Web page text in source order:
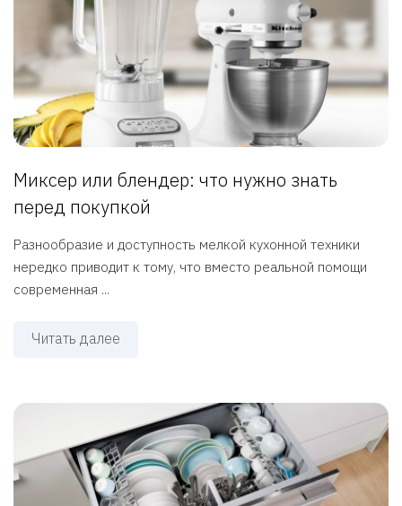
Миксер или блендер: что нужно знать
перед покупкой
Разнообразие и доступность мелкой кухонной техники
нередко приводит к тому, что вместо реальной помощи
современная ...
Читать далее